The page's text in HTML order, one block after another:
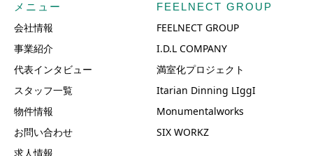
メニュー
会社情報
事業紹介
代表インタビュー
スタッフ一覧
物件情報
お問い合わせ
求人情報
FEELNECT GROUP
FEELNECT GROUP
I.D.L COMPANY
満室化プロジェクト
Itarian Dinning LIggI
Monumentalworks
SIX WORKZ